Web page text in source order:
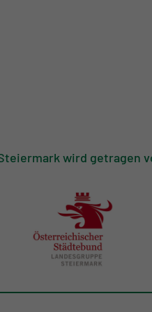
wird getragen